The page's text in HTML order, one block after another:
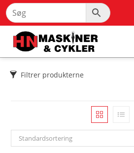
Filtrer produkterne
Standardsortering